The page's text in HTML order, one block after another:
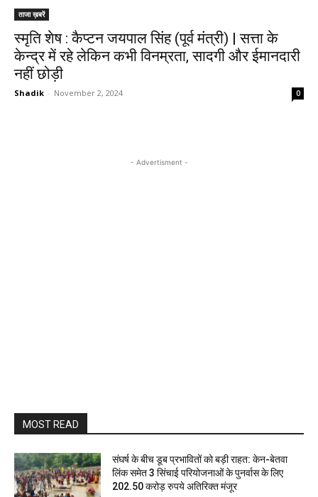
ताजा ख़बरें
स्मृति शेष : कैप्टन जयपाल सिंह (पूर्व मंत्री) | सत्ता के
केन्द्र में रहे लेकिन कभी विनम्रता, सादगी और ईमानदारी
नहीं छोड़ी
Shadik - November 2, 2024 0
- Advertisment -
MOST READ
संघर्ष के बीच डूब प्रभावितों को बड़ी राहत: केन-बेतवा
लिंक समेत 3 सिंचाई परियोजनाओं के पुनर्वास के लिए
202.50 करोड़ रुपये अतिरिक्त मंजूर